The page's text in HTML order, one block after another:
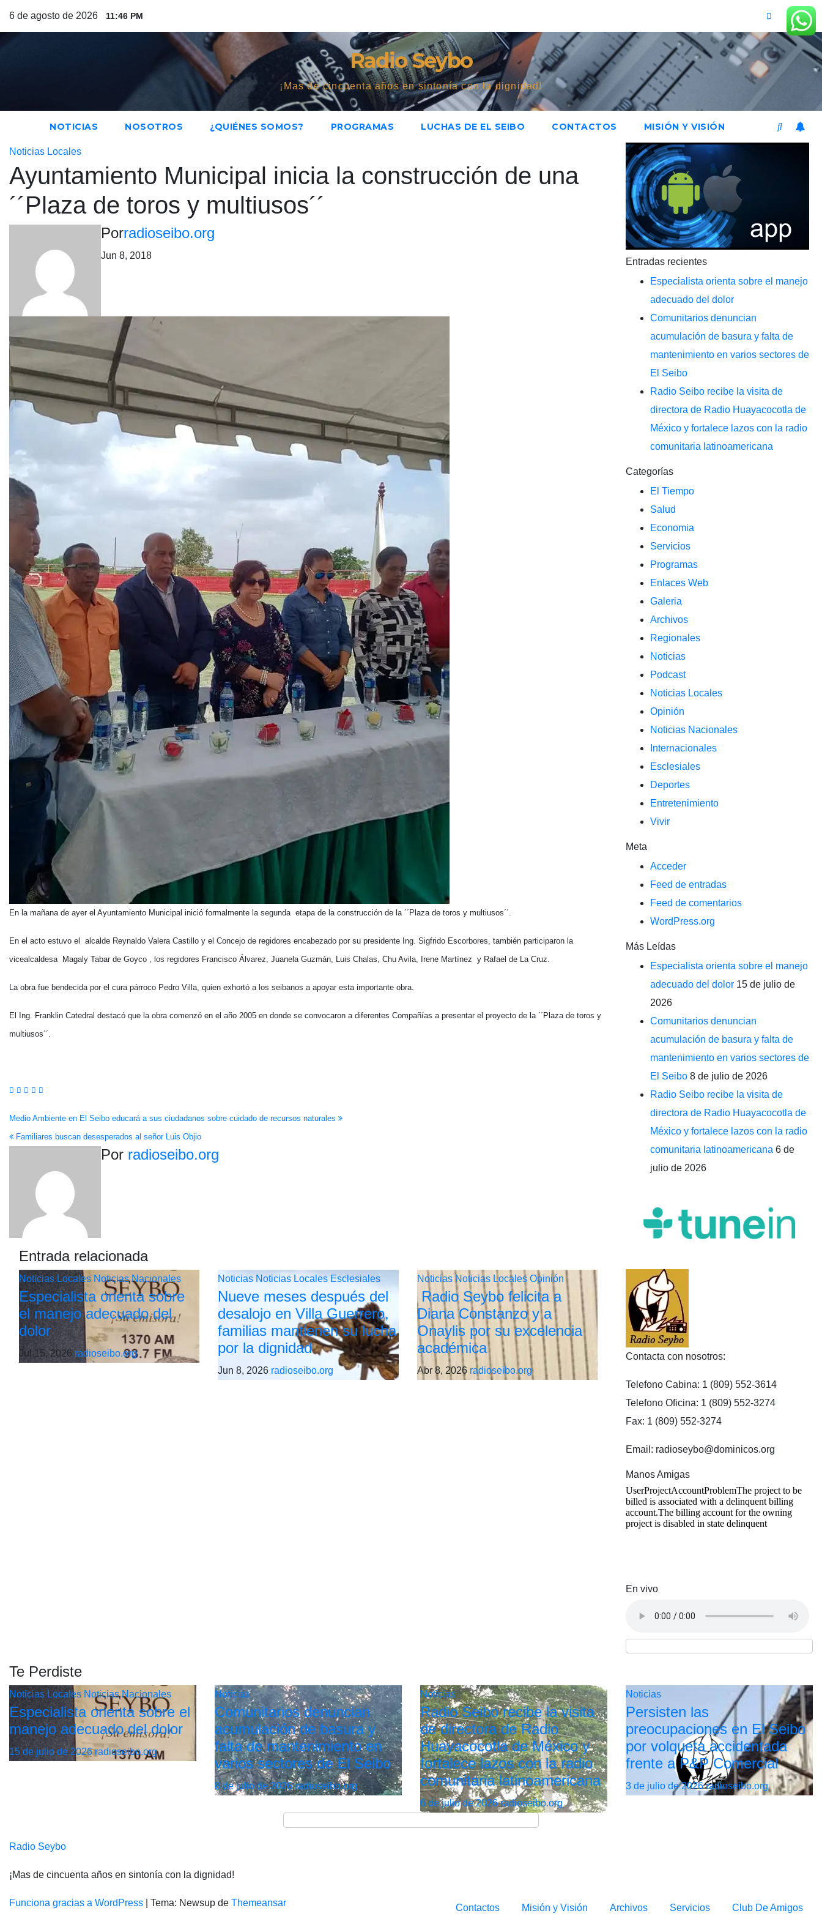
6 de agosto de 2026 11:46 PM
Radio Seybo
¡Mas de cincuenta años en sintonía con la dignidad!
NOTICIAS NOSOTROS ¿QUIÉNES SOMOS? PROGRAMAS LUCHAS DE EL SEIBO CONTACTOS MISIÓN Y VISIÓN
Noticias Locales
Ayuntamiento Municipal inicia la construcción de una
´´Plaza de toros y multiusos´´
Porradioseibo.org
Jun 8, 2018
En la mañana de ayer el Ayuntamiento Municipal inició formalmente la segunda etapa de la construcción de la ´´Plaza de toros y multiusos´´.
En el acto estuvo el alcalde Reynaldo Valera Castillo y el Concejo de regidores encabezado por su presidente Ing. Sigfrido Escorbores, también participaron la
vicealcaldesa Magaly Tabar de Goyco , los regidores Francisco Álvarez, Juanela Guzmán, Luis Chalas, Chu Avila, Irene Martínez y Rafael de La Cruz.
La obra fue bendecida por el cura párroco Pedro Villa, quien exhortó a los seibanos a apoyar esta importante obra.
El Ing. Franklin Catedral destacó que la obra comenzó en el año 2005 en donde se convocaron a diferentes Compañías a presentar el proyecto de la ´´Plaza de toros y
multiusos´´.
Navegación
de
entradas
Medio Ambiente en El Seibo educará a sus ciudadanos sobre cuidado de recursos naturales
Familiares buscan desesperados al señor Luis Objio
Por radioseibo.org
Entrada relacionada
Noticias Locales Noticias Nacionales
Especialista orienta sobre
el manejo adecuado del
dolor
Jul 15, 2026 radioseibo.org
Noticias Noticias Locales Esclesiales
Nueve meses después del
desalojo en Villa Guerrero,
familias mantienen su lucha
por la dignidad
Jun 8, 2026 radioseibo.org
Noticias Noticias Locales Opinión
Radio Seybo felicita a
Diana Constanzo y a
Onaylis por su excelencia
académica
Abr 8, 2026 radioseibo.org
Entradas recientes
Especialista orienta sobre el manejo
adecuado del dolor
Comunitarios denuncian
acumulación de basura y falta de
mantenimiento en varios sectores de
El Seibo
Radio Seibo recibe la visita de
directora de Radio Huayacocotla de
México y fortalece lazos con la radio
comunitaria latinoamericana
Categorías
El Tiempo
Salud
Economia
Servicios
Programas
Enlaces Web
Galeria
Archivos
Regionales
Noticias
Podcast
Noticias Locales
Opinión
Noticias Nacionales
Internacionales
Esclesiales
Deportes
Entretenimiento
Vivir
Meta
Acceder
Feed de entradas
Feed de comentarios
WordPress.org
Más Leídas
Especialista orienta sobre el manejo
adecuado del dolor 15 de julio de
2026
Comunitarios denuncian
acumulación de basura y falta de
mantenimiento en varios sectores de
El Seibo 8 de julio de 2026
Radio Seibo recibe la visita de
directora de Radio Huayacocotla de
México y fortalece lazos con la radio
comunitaria latinoamericana 6 de
julio de 2026
Contacta con nosotros:
Telefono Cabina: 1 (809) 552-3614
Telefono Oficina: 1 (809) 552-3274
Fax: 1 (809) 552-3274
Email: radioseybo@dominicos.org
Manos Amigas
En vivo
Te Perdiste
Noticias Locales Noticias Nacionales
Especialista orienta sobre el
manejo adecuado del dolor
15 de julio de 2026radioseibo.org
Noticias
Comunitarios denuncian
acumulación de basura y
falta de mantenimiento en
varios sectores de El Seibo
8 de julio de 2026radioseibo.org
Noticias
Radio Seibo recibe la visita
de directora de Radio
Huayacocotla de México y
fortalece lazos con la radio
comunitaria latinoamericana
6 de julio de 2026radioseibo.org
Noticias
Persisten las
preocupaciones en El Seibo
por volqueta accidentada
frente a P&P Comercial
3 de julio de 2026radioseibo.org
Radio Seybo
¡Mas de cincuenta años en sintonía con la dignidad!
Funciona gracias a WordPress Tema: Newsup de Themeansar Contactos Misión y Visión Archivos Servicios Club De Amigos